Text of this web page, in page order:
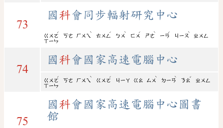
73
國 科會同步輻射研究中心
ㄍㄨㄛ
ˊ
ㄎㄜ ㄏㄨㄟ
ˋ
ㄊㄨㄥ
ˊ
ㄅㄨ
ˋ
ㄈㄨ
ˊ
ㄕㄜ
ˋ
ㄧㄢ
ˊ
ㄐㄧㄡ
ˋ
ㄓㄨㄥ
ㄒㄧㄣ
74
國 科會國家高速電腦中心
ㄍㄨㄛ
ˊ
ㄎㄜ ㄏㄨㄟ
ˋ
ㄍㄨㄛ
ˊ
ㄐㄧㄚ ㄍㄠ ㄙㄨ
ˋ
ㄉㄧㄢ
ˋ
ㄋㄠ
ˇ
ㄓㄨㄥ
ㄒㄧㄣ
75
國 科會國家高速電腦中心圖書
館